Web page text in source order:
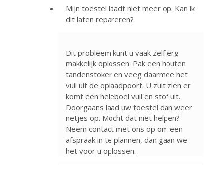
Mijn toestel laadt niet meer op. Kan ik
dit laten repareren?
Dit probleem kunt u vaak zelf erg
makkelijk oplossen. Pak een houten
tandenstoker en veeg daarmee het
vuil uit de oplaadpoort. U zult zien er
komt een heleboel vuil en stof uit.
Doorgaans laad uw toestel dan weer
netjes op. Mocht dat niet helpen?
Neem contact met ons op om een
afspraak in te plannen, dan gaan we
het voor u oplossen.